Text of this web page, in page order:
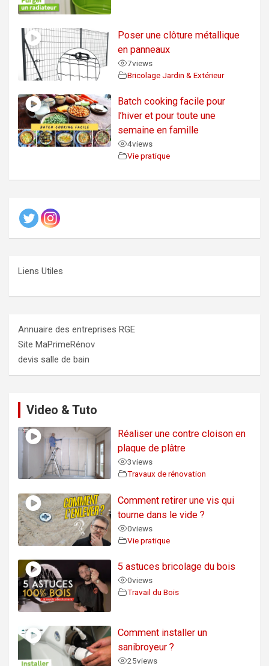
Poser une clôture métallique
en panneaux
7views
Bricolage Jardin & Extérieur
Batch cooking facile pour
l’hiver et pour toute une
semaine en famille
4views
Vie pratique
Liens Utiles
Annuaire des entreprises RGE
Site MaPrimeRénov
devis salle de bain
Video & Tuto
Réaliser une contre cloison en
plaque de plâtre
3views
Travaux de rénovation
Comment retirer une vis qui
tourne dans le vide ?
0views
Vie pratique
5 astuces bricolage du bois
0views
Travail du Bois
Comment installer un
sanibroyeur ?
25views